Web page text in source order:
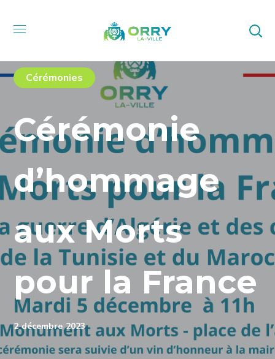
Cérémonies
Cérémonie
d’hommage
aux Morts
pour la France
2 décembre 2023